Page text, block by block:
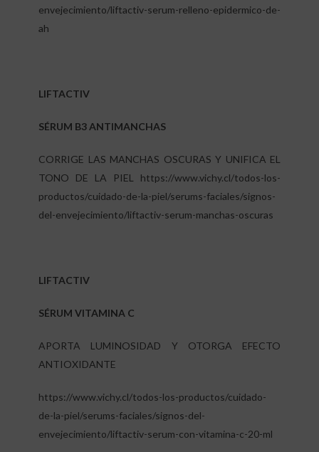
envejecimiento/liftactiv-serum-relleno-epidermico-de-
ah
LIFTACTIV
SÉRUM B3 ANTIMANCHAS
CORRIGE LAS MANCHAS OSCURAS Y UNIFICA EL
TONO DE LA PIEL https://www.vichy.cl/todos-los-
productos/cuidado-de-la-piel/serums-faciales/signos-
del-envejecimiento/liftactiv-serum-manchas-oscuras
LIFTACTIV
SÉRUM VITAMINA C
APORTA LUMINOSIDAD Y OTORGA EFECTO
ANTIOXIDANTE
https://www.vichy.cl/todos-los-productos/cuidado-
de-la-piel/serums-faciales/signos-del-
envejecimiento/liftactiv-serum-con-vitamina-c-20-ml